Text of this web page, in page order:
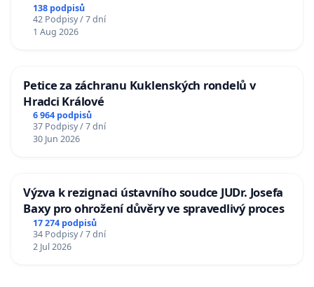
138 podpisů
42 Podpisy / 7 dní
1 Aug 2026
Petice za záchranu Kuklenských rondelů v
Hradci Králové
6 964 podpisů
37 Podpisy / 7 dní
30 Jun 2026
Výzva k rezignaci ústavního soudce JUDr. Josefa
Baxy pro ohrožení důvěry ve spravedlivý proces
17 274 podpisů
34 Podpisy / 7 dní
2 Jul 2026